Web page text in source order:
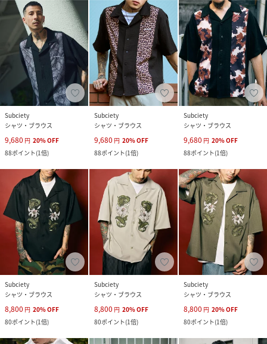
Subciety
シャツ・ブラウス
9,680 円 20%OFF
88ポイント(1倍)
Subciety
シャツ・ブラウス
9,680 円 20%OFF
88ポイント(1倍)
Subciety
シャツ・ブラウス
9,680 円 20%OFF
88ポイント(1倍)
Subciety
シャツ・ブラウス
8,800 円 20%OFF
80ポイント(1倍)
Subciety
シャツ・ブラウス
8,800 円 20%OFF
80ポイント(1倍)
Subciety
シャツ・ブラウス
8,800 円 20%OFF
80ポイント(1倍)